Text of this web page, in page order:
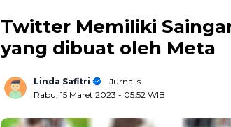
Twitter Memiliki
yang dibuat oleh Meta
Linda Safitri
- Jurnalis
Rabu, 15 Maret 2023 - 05:52 WIB